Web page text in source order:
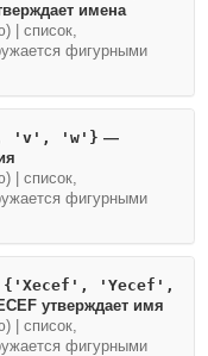
имена
| список,
фигурными
'v', 'w'} —
| список,
фигурными
{'Xecef', 'Yecef',
утверждает имя
| список,
фигурными